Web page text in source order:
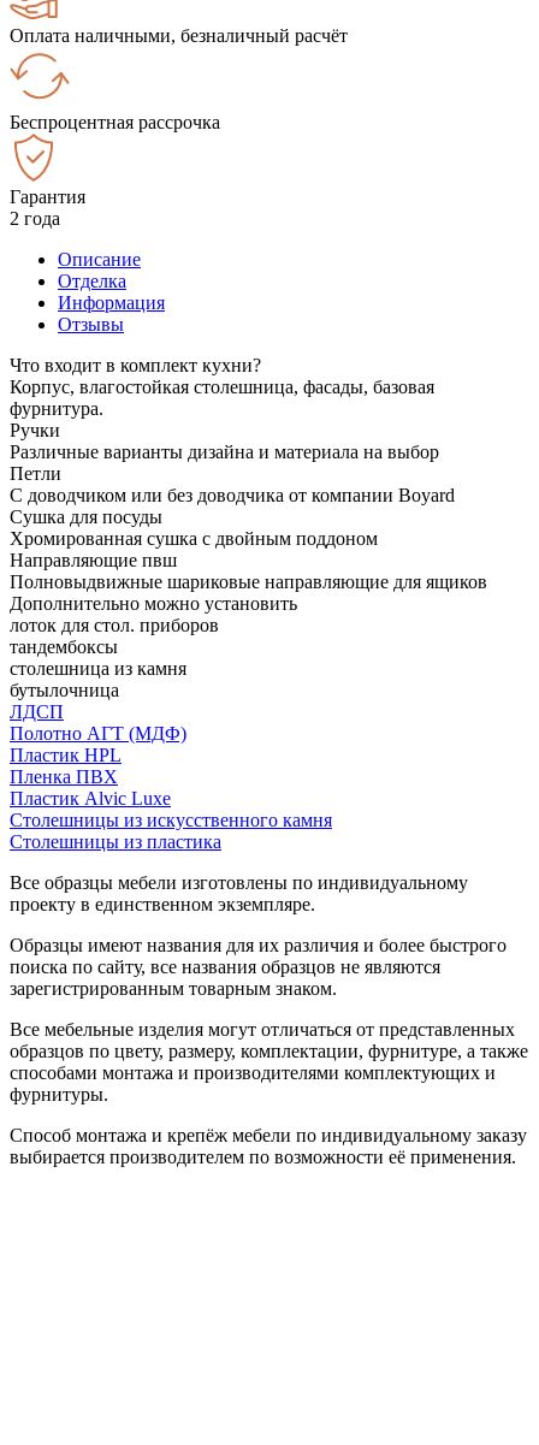
Оплата наличными, безналичный расчёт
Беспроцентная рассрочка
Гарантия
2 года
Описание
Отделка
Информация
Отзывы
Что входит в комплект кухни?
Корпус, влагостойкая столешница, фасады, базовая
фурнитура.
Ручки
Различные варианты дизайна и материала на выбор
Петли
С доводчиком или без доводчика от компании Boyard
Сушка для посуды
Хромированная сушка с двойным поддоном
Направляющие пвш
Полновыдвижные шариковые направляющие для ящиков
Дополнительно можно установить
лоток для стол. приборов
тандембоксы
столешница из камня
бутылочница
ЛДСП
Полотно АГТ (МДФ)
Пластик HPL
Пленка ПВХ
Пластик Alvic Luxe
Столешницы из искусственного камня
Столешницы из пластика
Все образцы мебели изготовлены по индивидуальному
проекту в единственном экземпляре.
Образцы имеют названия для их различия и более быстрого
поиска по сайту, все названия образцов не являются
зарегистрированным товарным знаком.
Все мебельные изделия могут отличаться от представленных
образцов по цвету, размеру, комплектации, фурнитуре, а также
способами монтажа и производителями комплектующих и
фурнитуры.
Способ монтажа и крепёж мебели по индивидуальному заказу
выбирается производителем по возможности её применения.